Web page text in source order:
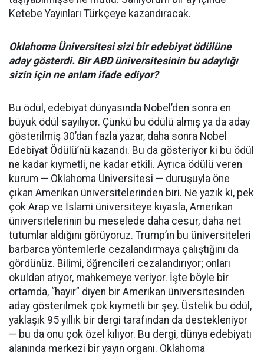
Ketebe Yayınları Türkçeye kazandıracak.
Oklahoma Üniversitesi sizi bir edebiyat ödülüne
aday gösterdi. Bir ABD üniversitesinin bu adaylığı
sizin için ne anlam ifade ediyor?
Bu ödül, edebiyat dünyasında Nobel’den sonra en
büyük ödül sayılıyor. Çünkü bu ödülü almış ya da aday
gösterilmiş 30’dan fazla yazar, daha sonra Nobel
Edebiyat Ödülü’nü kazandı. Bu da gösteriyor ki bu ödül
ne kadar kıymetli, ne kadar etkili. Ayrıca ödülü veren
kurum — Oklahoma Üniversitesi — duruşuyla öne
çıkan Amerikan üniversitelerinden biri. Ne yazık ki, pek
çok Arap ve İslami üniversiteye kıyasla, Amerikan
üniversitelerinin bu meselede daha cesur, daha net
tutumlar aldığını görüyoruz. Trump’ın bu üniversiteleri
barbarca yöntemlerle cezalandırmaya çalıştığını da
gördünüz. Bilimi, öğrencileri cezalandırıyor; onları
okuldan atıyor, mahkemeye veriyor. İşte böyle bir
ortamda, “hayır” diyen bir Amerikan üniversitesinden
aday gösterilmek çok kıymetli bir şey. Üstelik bu ödül,
yaklaşık 95 yıllık bir dergi tarafından da destekleniyor
— bu da onu çok özel kılıyor. Bu dergi, dünya edebiyatı
alanında merkezi bir yayın organı. Oklahoma